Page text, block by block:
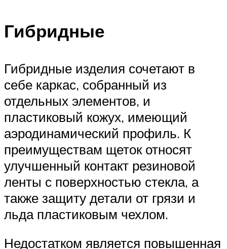
Гибридные
Гибридные изделия сочетают в
себе каркас, собранный из
отдельных элементов, и
пластиковый кожух, имеющий
аэродинамический профиль. К
преимуществам щеток относят
улучшенный контакт резиновой
ленты с поверхностью стекла, а
также защиту детали от грязи и
льда пластиковым чехлом.
Недостатком является повышенная